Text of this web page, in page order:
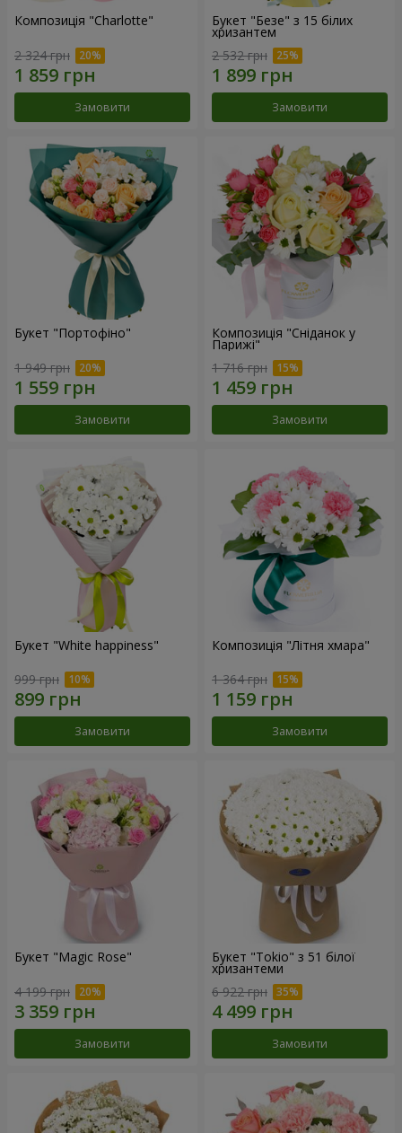
Композиція "Charlotte"
2 324 грн
Замовити
Букет "Безе" з 15 білих
хризантем
2 532 грн
Замовити
Букет "Портофіно"
1 949 грн
Замовити
Композиція "Сніданок у
Парижі"
1 716 грн
Замовити
Букет "White happiness"
999 грн
Замовити
Композиція "Літня хмара"
1 364 грн
Замовити
Букет "Magic Rose"
4 199 грн
Замовити
Букет "Tokio" з 51 білої
хризантеми
6 922 грн
Замовити